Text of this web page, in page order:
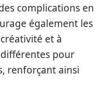
complications en
également les
et à
pour
renforçant ainsi